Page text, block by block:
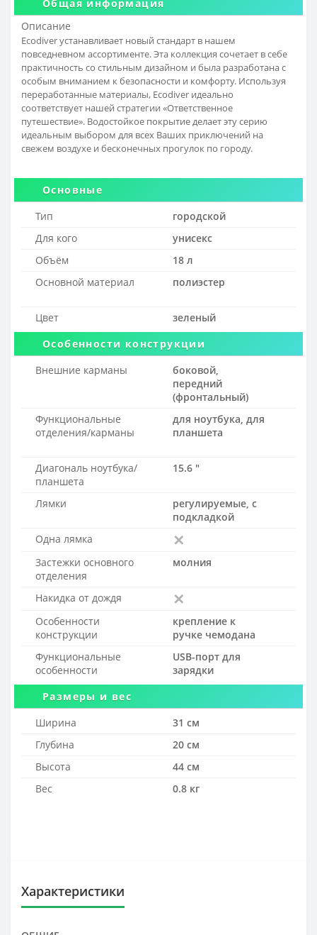
Общая информация
Описание
Ecodiver устанавливает новый стандарт в нашем
повседневном ассортименте. Эта коллекция сочетает в себе
практичность со стильным дизайном и была разработана с
особым вниманием к безопасности и комфорту. Используя
переработанные материалы, Ecodiver идеально
соответствует нашей стратегии «Ответственное
путешествие». Водостойкое покрытие делает эту серию
идеальным выбором для всех Ваших приключений на
свежем воздухе и бесконечных прогулок по городу.
Основные
Тип
городской
Для кого
унисекс
Объём
18 л
Основной материал
полиэстер
Цвет
зеленый
Особенности конструкции
Внешние карманы
боковой,
передний
(фронтальный)
Функциональные
отделения/карманы
для ноутбука, для
планшета
Диагональ ноутбука/
планшета
15.6 "
Лямки
регулируемые, с
подкладкой
Одна лямка
Застежки основного
отделения
молния
Накидка от дождя
Особенности
конструкции
крепление к
ручке чемодана
Функциональные
особенности
USB-порт для
зарядки
Размеры и вес
Ширина
31 см
Глубина
20 см
Высота
44 см
Вес
0.8 кг
Характеристики